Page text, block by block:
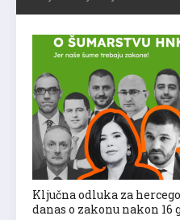
Ključna odluka za
danas o zakonu nakon